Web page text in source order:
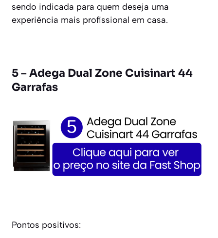
sendo indicada para quem deseja uma
experiência mais profissional em casa.
5 – Adega Dual Zone Cuisinart 44
Garrafas
Pontos positivos: